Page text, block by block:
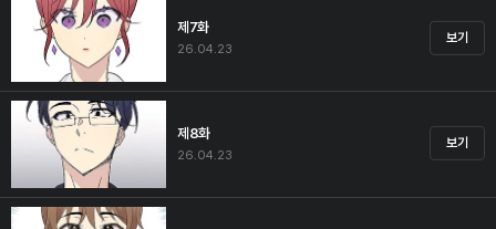
제7화
26.04.23
보기
제8화
26.04.23
보기